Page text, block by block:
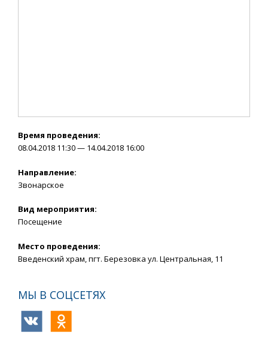
Время проведения:
08.04.2018 11:30 — 14.04.2018 16:00
Направление:
Звонарское
Вид мероприятия:
Посещение
Место проведения:
Введенский храм, пгт. Березовка ул. Центральная, 11
МЫ В СОЦСЕТЯХ